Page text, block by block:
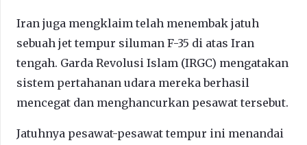
Iran juga mengklaim telah menembak jatuh
sebuah jet tempur siluman F-35 di atas Iran
tengah. Garda Revolusi Islam (IRGC) mengatakan
sistem pertahanan udara mereka berhasil
mencegat dan menghancurkan pesawat tersebut.
Jatuhnya pesawat-pesawat tempur ini menandai